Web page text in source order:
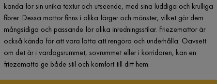
kända för sin unika textur och utseende, med sina luddiga och krulliga
fibrer. Dessa mattor finns i olika färger och mönster, vilket gör dem
mångsidiga och passande för olika inredningsstilar. Friezemattor är
också kända för att vara lätta att rengöra och underhålla. Oavsett
om det är i vardagsrummet, sovrummet eller i korridoren, kan en
friezematta ge både stil och komfort till ditt hem.